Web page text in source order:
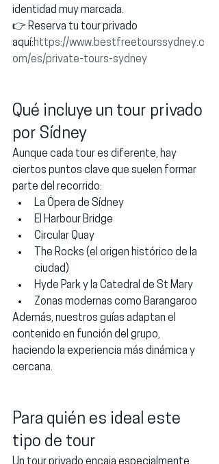
identidad muy marcada.
👉 Reserva tu tour privado
aquí:https://www.bestfreetourssydney.c
om/es/private-tours-sydney
Qué incluye un tour privado
por Sídney
Aunque cada tour es diferente, hay
ciertos puntos clave que suelen formar
parte del recorrido:
La Ópera de Sídney
El Harbour Bridge
Circular Quay
The Rocks (el origen histórico de la
ciudad)
Hyde Park y la Catedral de St Mary
Zonas modernas como Barangaroo
Además, nuestros guías adaptan el
contenido en función del grupo,
haciendo la experiencia más dinámica y
cercana.
Para quién es ideal este
tipo de tour
Un tour privado encaja especialmente